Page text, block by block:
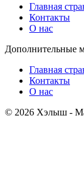
Главная
Контакты
О нас
Дополнительные
Главная
Контакты
О нас
© 2026 Хэлыш -